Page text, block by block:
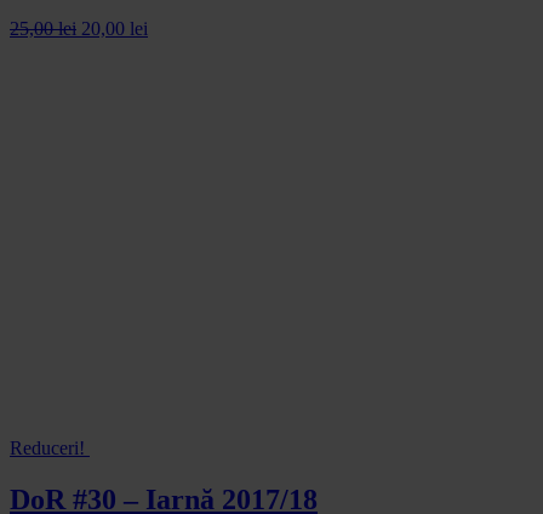
25,00lei 20,00 lei
Reduceri!
DoR #30 – Iarnă 2017/18